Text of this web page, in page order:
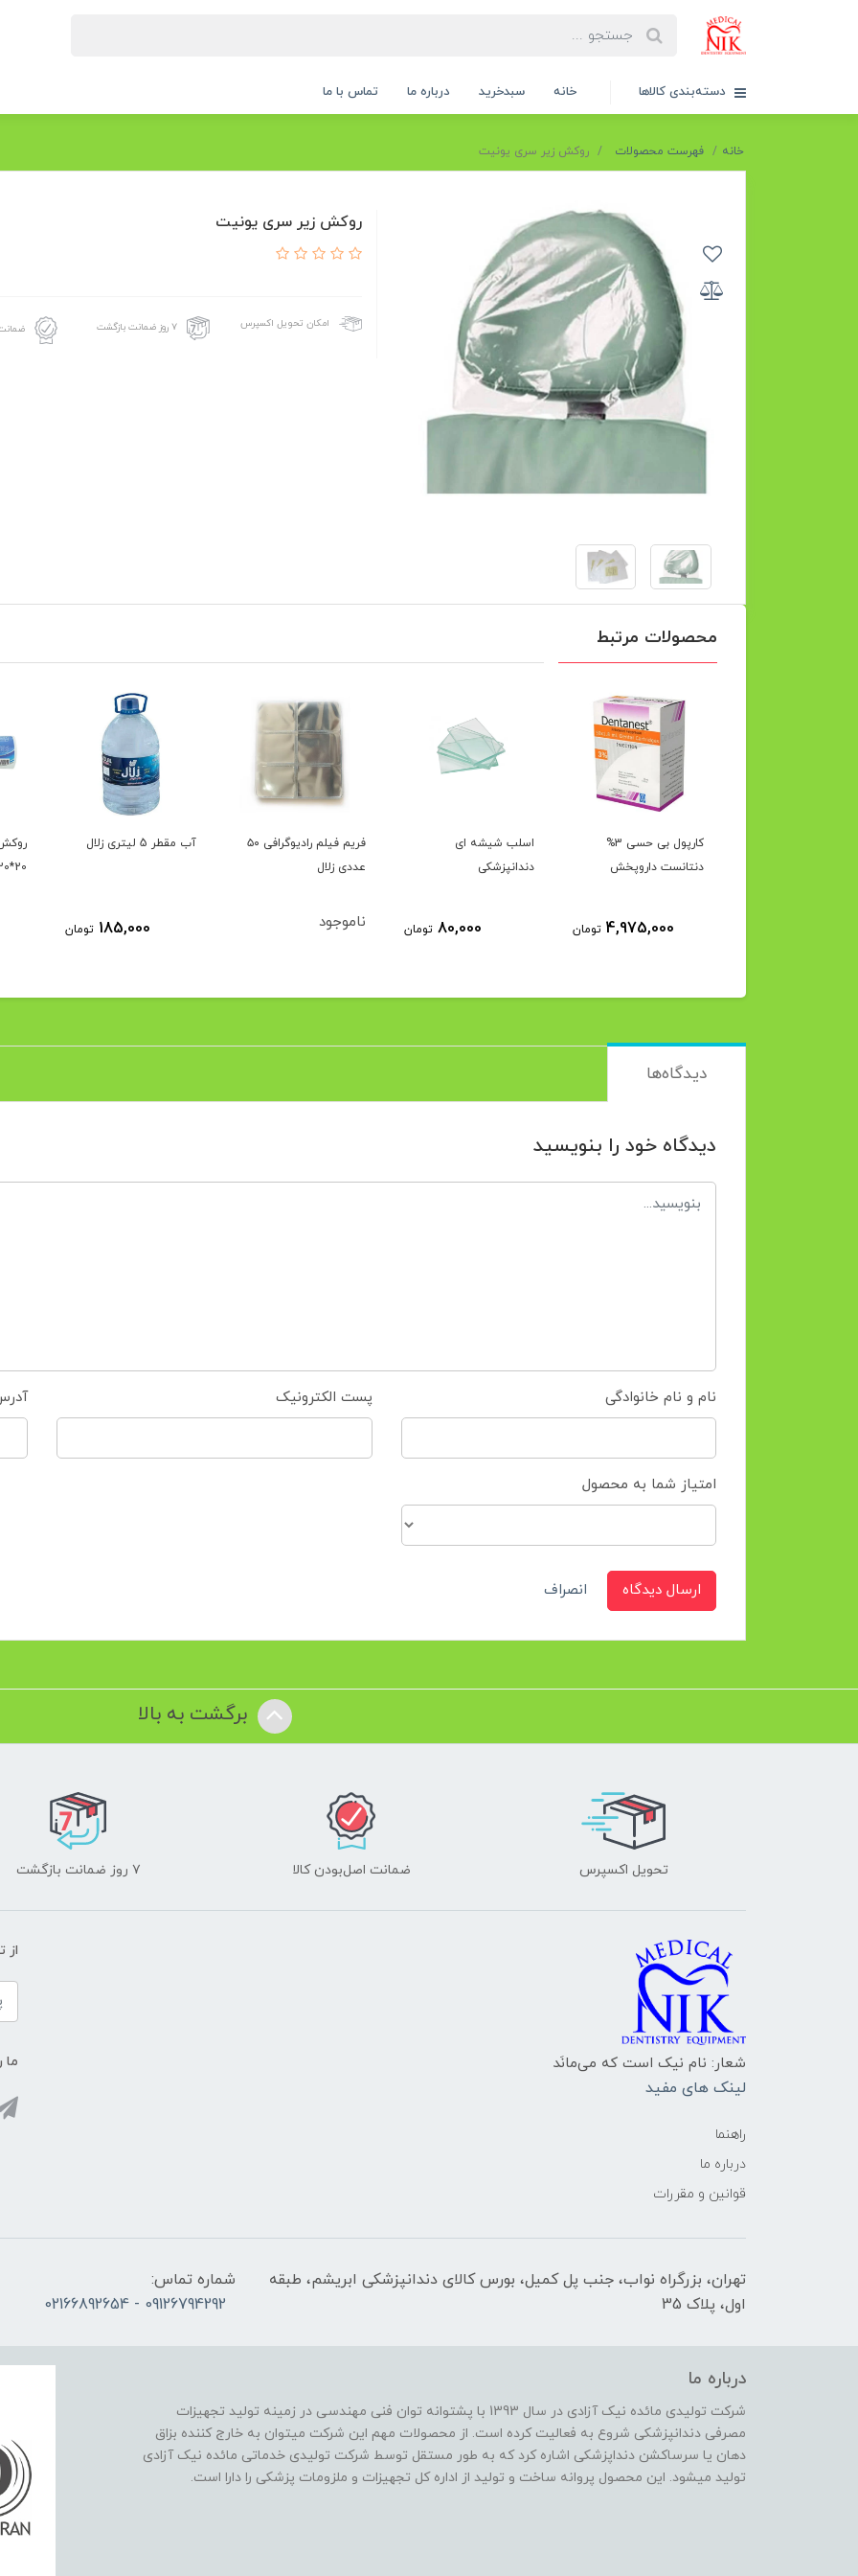
دسته‌بندی کالاها خانه سبدخرید درباره ما تماس با ما
خانه فهرست محصولات روکش زیر سری یونیت
روکش زیر سری یونیت
امکان تحویل اکسپرس ۷ روز ضمانت بازگشت
محصولات مرتبط
کارپول بی حسی 3%
دنتانست داروپخش
4,975,000 تومان
اسلب شیشه ای
دندانپزشکی
80,000 تومان
فریم فیلم رادیوگرافی ۵۰
عددی زلال
ناموجود
آب مقطر 5 لیتری زلال
185,000 تومان
20*20
دیدگاه‌ها
دیدگاه خود را بنویسید
نام و نام خانوادگی پست الکترونیک
امتیاز شما به محصول
ارسال دیدگاه انصراف
برگشت به بالا
تحویل اکسپرس ضمانت اصل‌بودن کالا ۷ روز ضمانت بازگشت
شعار: نام نیک است که می‌مانَد
لینک های مفید
راهنما
درباره ما
قوانین و مقررات
از
ما
تهران، بزرگراه نواب، جنب پل کمیل، بورس کالای دندانپزشکی ابریشم، طبقه
اول، پلاک 35
شماره تماس:
09126794292 - 02166892654
درباره ما
شرکت تولیدی مائده نیک آزادی در سال 1393 با پشتوانه توان فنی مهندسی در زمینه تولید تجهیزات
مصرفی دندانپزشکی شروع به فعالیت کرده است. از محصولات مهم این شرکت میتوان به خارج کننده بزاق
دهان یا سرساکشن دنداپزشکی اشاره کرد که به طور مستقل توسط شرکت تولیدی خدماتی مائده نیک آزادی
تولید میشود. این محصول پروانه ساخت و تولید از اداره کل تجهیزات و ملزومات پزشکی را دارا است.